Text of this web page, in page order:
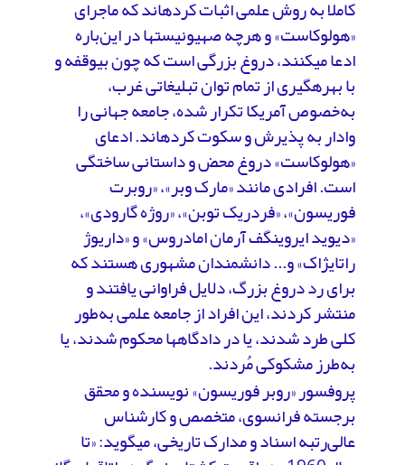
کاملا به روش علمی اثبات کرده­اند که ماجرای
«هولوکاست» و هرچه صهیونیست­ها در این‌باره
ادعا می­کنند، دروغ بزرگی است که چون بی­وقفه و
با بهره­گیری از تمام توان تبلیغاتی غرب،
به‌خصوص آمریکا تکرار شده، جامعه جهانی را
وادار به پذیرش و سکوت کرده­اند. ادعای
«هولوکاست» دروغ محض و داستانی ساختگی
است. افرادی مانند «مارک وبر»، «روبرت
فوریسون»، «فردریک توبن»، «روژه گارودی»،
«دیوید ایروینگف آرمان امادروس» و «داریوژ
راتایژاک» و... دانشمندان مشهوری هستند که
برای رد دروغ بزرگ، دلایل فراوانی یافتند و
منتشر کردند، این افراد از جامعه علمی به‌طور
کلی طرد شدند، یا در دادگاه­ها محکوم شدند، یا
به‌طرز مشکوکی مُردند.
پروفسور «روبر فوریسون» نویسنده و محقق
برجسته فرانسوی، متخصص و کارشناس
عالی‌رتبه اسناد و مدارک تاریخی، می­گوید: «تا